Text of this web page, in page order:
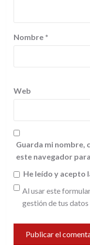
Nombre *
Web
Guarda mi nombre,
este navegador
He leído y acepto
Al usar este
gestión de tus